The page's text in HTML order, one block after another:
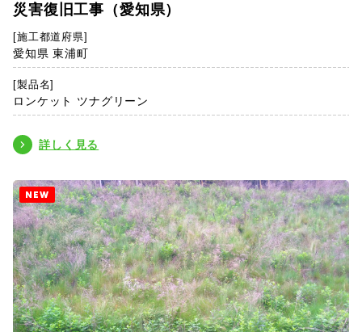
災害復旧工事（愛知県）
[施工都道府県]
愛知県 東浦町
[製品名]
ロンケット ツナグリーン
詳しく見る
NEW